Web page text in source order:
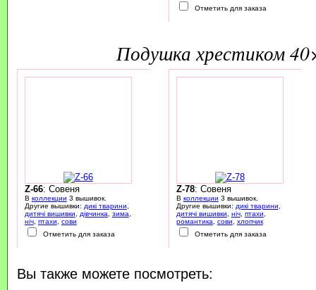
Отметить для заказа
подушка хрестиком
Z-66: Совеня
В коллекции 3 вышивок.
Другие вышивки: дикі тварини
дитячі вишивки
дівчинка зима
ніч, птахи
сови
Отметить для заказа
Z-78: Совеня
В коллекции 3 вышивок.
Другие вышивки: дикі тварини
дитячі вишивки
ніч, птахи
романтика
сови
хлопчик
Отметить для заказа
Вы также можете посмотреть: